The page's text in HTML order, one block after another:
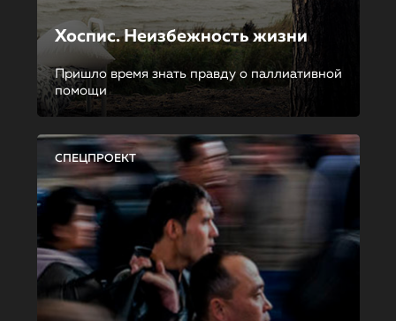
Хоспис. Неизбежность жизни
Пришло время знать правду о паллиативной
помощи
СПЕЦПРОЕКТ